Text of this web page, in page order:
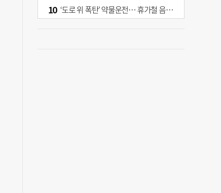
‘도로 위 폭탄’ 약물운전… 휴가철 음주와 병행 단속 [교통안전, 시민이 만든다]